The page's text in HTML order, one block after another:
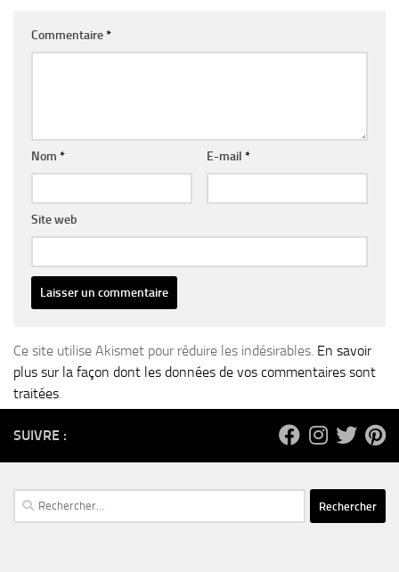
Commentaire*
Nom * E-mail *
Site web
Ce site utilise Akismet pour réduire les indésirables. En savoir
plus sur la façon dont les données de vos commentaires sont
traitées.
SUIVRE :
Rechercher :